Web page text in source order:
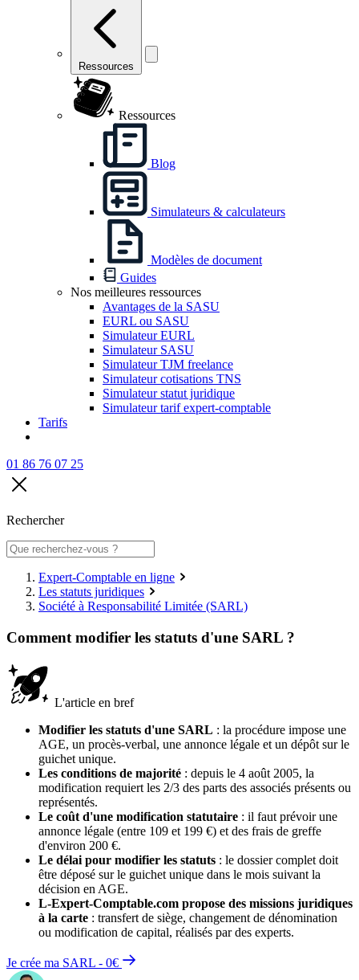
Ressources
Ressources
Blog
Simulateurs & calculateurs
Modèles de document
Guides
Nos meilleures ressources
Avantages de la SASU
EURL ou SASU
Simulateur EURL
Simulateur SASU
Simulateur TJM freelance
Simulateur cotisations TNS
Simulateur statut juridique
Simulateur tarif expert-comptable
Tarifs
01 86 76 07 25
Rechercher
Expert-Comptable en ligne
Les statuts juridiques
Société à Responsabilité Limitée (SARL)
Comment modifier les statuts d'une SARL ?
L'article en bref
Modifier les statuts d'une SARL : la procédure impose une
AGE, un procès-verbal, une annonce légale et un dépôt sur le
guichet unique.
Les conditions de majorité : depuis le 4 août 2005, la
modification requiert les 2/3 des parts des associés présents ou
représentés.
Le coût d'une modification statutaire : il faut prévoir une
annonce légale (entre 109 et 199 €) et des frais de greffe
d'environ 200 €.
Le délai pour modifier les statuts : le dossier complet doit
être déposé sur le guichet unique dans le mois suivant la
décision en AGE.
L-Expert-Comptable.com propose des missions juridiques
à la carte : transfert de siège, changement de dénomination
ou modification de capital, réalisés par des experts.
Je crée ma SARL - 0€